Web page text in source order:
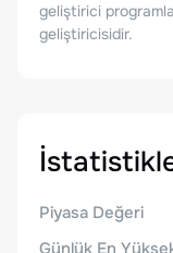
geliştirici
geliştiricisidir.
Piyasa Değeri
Günlük En